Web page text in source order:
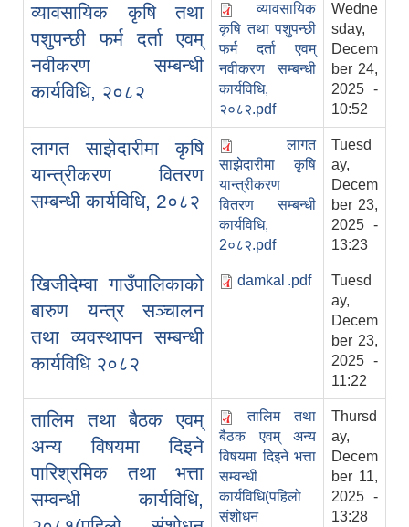
व्यावसायिक कृषि तथा
पशुपन्छी फर्म दर्ता एवम्
नवीकरण सम्बन्धी
कार्यविधि, २०८२
व्यावसायिक
कृषि तथा पशुपन्छी
फर्म दर्ता एवम्
नवीकरण सम्बन्धी
कार्यविधि,
२०८२.pdf
Wedne
sday,
Decem
ber 24,
2025 -
10:52
लागत साझेदारीमा कृषि
यान्त्रीकरण वितरण
सम्बन्धी कार्यविधि, 2०८२
लागत
साझेदारीमा कृषि
यान्त्रीकरण
वितरण सम्बन्धी
कार्यविधि,
2०८२.pdf
Tuesd
ay,
Decem
ber 23,
2025 -
13:23
खिजीदेम्वा गाउँपालिकाको
बारुण यन्त्र सञ्चालन
तथा व्यवस्थापन सम्बन्धी
कार्यविधि २०८२
damkal .pdf
Tuesd
ay,
Decem
ber 23,
2025 -
11:22
तालिम तथा बैठक एवम्
अन्य विषयमा दिइने
पारिश्रमिक तथा भत्ता
सम्वन्धी कार्यविधि,
तालिम तथा
बैठक एवम् अन्य
विषयमा दिइने भत्ता
सम्वन्धी
कार्यविधि(पहिलो
संशोधन
Thursd
ay,
Decem
ber 11,
2025 -
13:28